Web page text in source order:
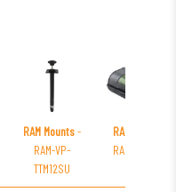
RAM Mounts-
RAM-VP-
TTM12SU
RAM Mounts
RAM-VPR-106